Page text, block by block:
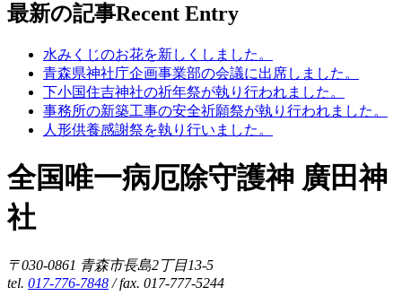
最新の記事Recent Entry
水みくじのお花を新しくしました。
青森県神社庁企画事業部の会議に出席しました。
下小国住吉神社の祈年祭が執り行われました。
事務所の新築工事の安全祈願祭が執り行われました。
人形供養感謝祭を執り行いました。
全国唯一病厄除守護神 廣田神
社
〒030-0861 青森市長島2丁目13-5
tel. 017-776-7848/ fax. 017-777-5244